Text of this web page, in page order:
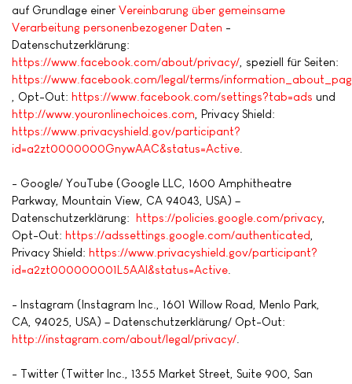
auf Grundlage einer Vereinbarung über gemeinsame
Verarbeitung personenbezogener Daten -
Datenschutzerklärung:
https://www.facebook.com/about/privacy/ , speziell für Seiten:
https://www.facebook.com/legal/terms/
, Opt-Out: https://www.facebook.com/settings?tab=ads und
http://www.youronlinechoices.com , Privacy Shield:
https://www.privacyshield.gov/participant?
id=a2zt0000000GnywAAC&status=Active
- Google/ YouTube (Google LLC, 1600 Amphitheatre
Parkway, Mountain View, CA 94043, USA) –
Datenschutzerklärung: https://policies.google.com/privacy
Opt-Out: https://adssettings.google.com/authenticated
Privacy Shield: https://www.privacyshield.gov/participant?
id=a2zt000000001L5AAI&status=Active
- Instagram (Instagram Inc., 1601 Willow Road, Menlo Park,
CA, 94025, USA) – Datenschutzerklärung/ Opt-Out:
http://instagram.com/about/legal/privacy/
- Twitter (Twitter Inc., 1355 Market Street, Suite 900, San